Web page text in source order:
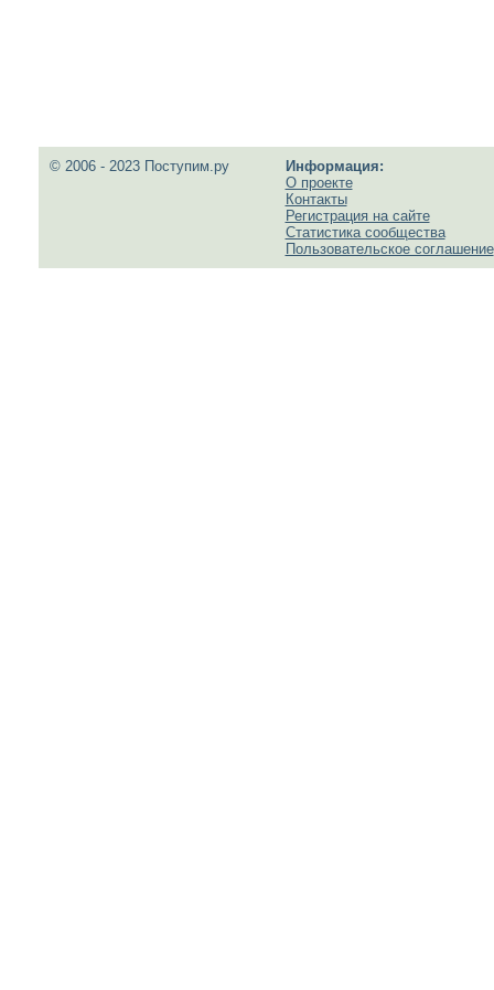
© 2006 - 2023 Поступим.ру
Информация:
О проекте
Контакты
Регистрация на сайте
Статистика сообщества
Пользовательское соглашение